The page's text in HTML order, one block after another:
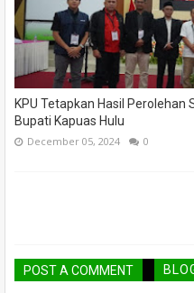
KPU Tetapkan Hasil Perolehan
Bupati Kapuas Hulu
December 05, 2024 0
POST A COMMENT